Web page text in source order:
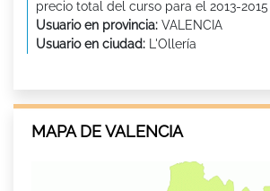
precio total del curso para el 2013-2015
Usuario en provincia: VALENCIA
Usuario en ciudad: L'Ollería
MAPA DE VALENCIA